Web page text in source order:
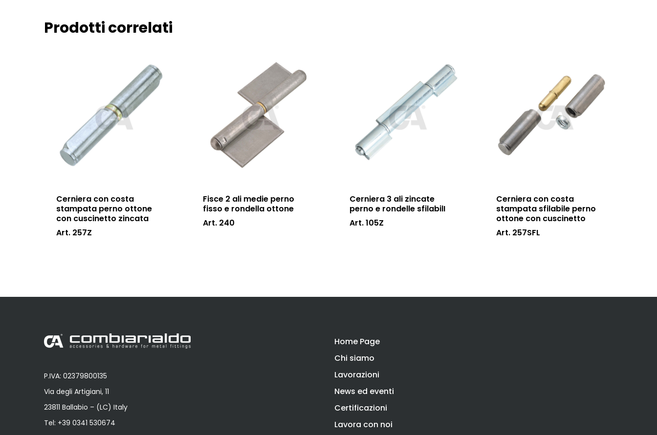
Prodotti correlati
Cerniera con costa
stampata perno ottone
con cuscinetto zincata
Art. 257Z
Fisce 2 ali medie perno
fisso e rondella ottone
Art. 240
Cerniera 3 ali zincate
perno e rondelle sfilabilI
Art. 105Z
Cerniera con costa
stampata sfilabile perno
ottone con cuscinetto
Art. 257SFL
P.IVA: 02379800135
Via degli Artigiani, 11
23811 Ballabio – (LC) Italy
Tel: +39 0341 530674
Home Page
Chi siamo
Lavorazioni
News ed eventi
Certificazioni
Lavora con noi